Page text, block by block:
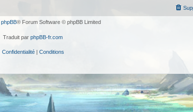
phpBB® Forum Software © phpBB Limited
Traduit par phpBB-fr.com
Confidentialité| Conditions